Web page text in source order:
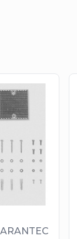
à leur
pages de la